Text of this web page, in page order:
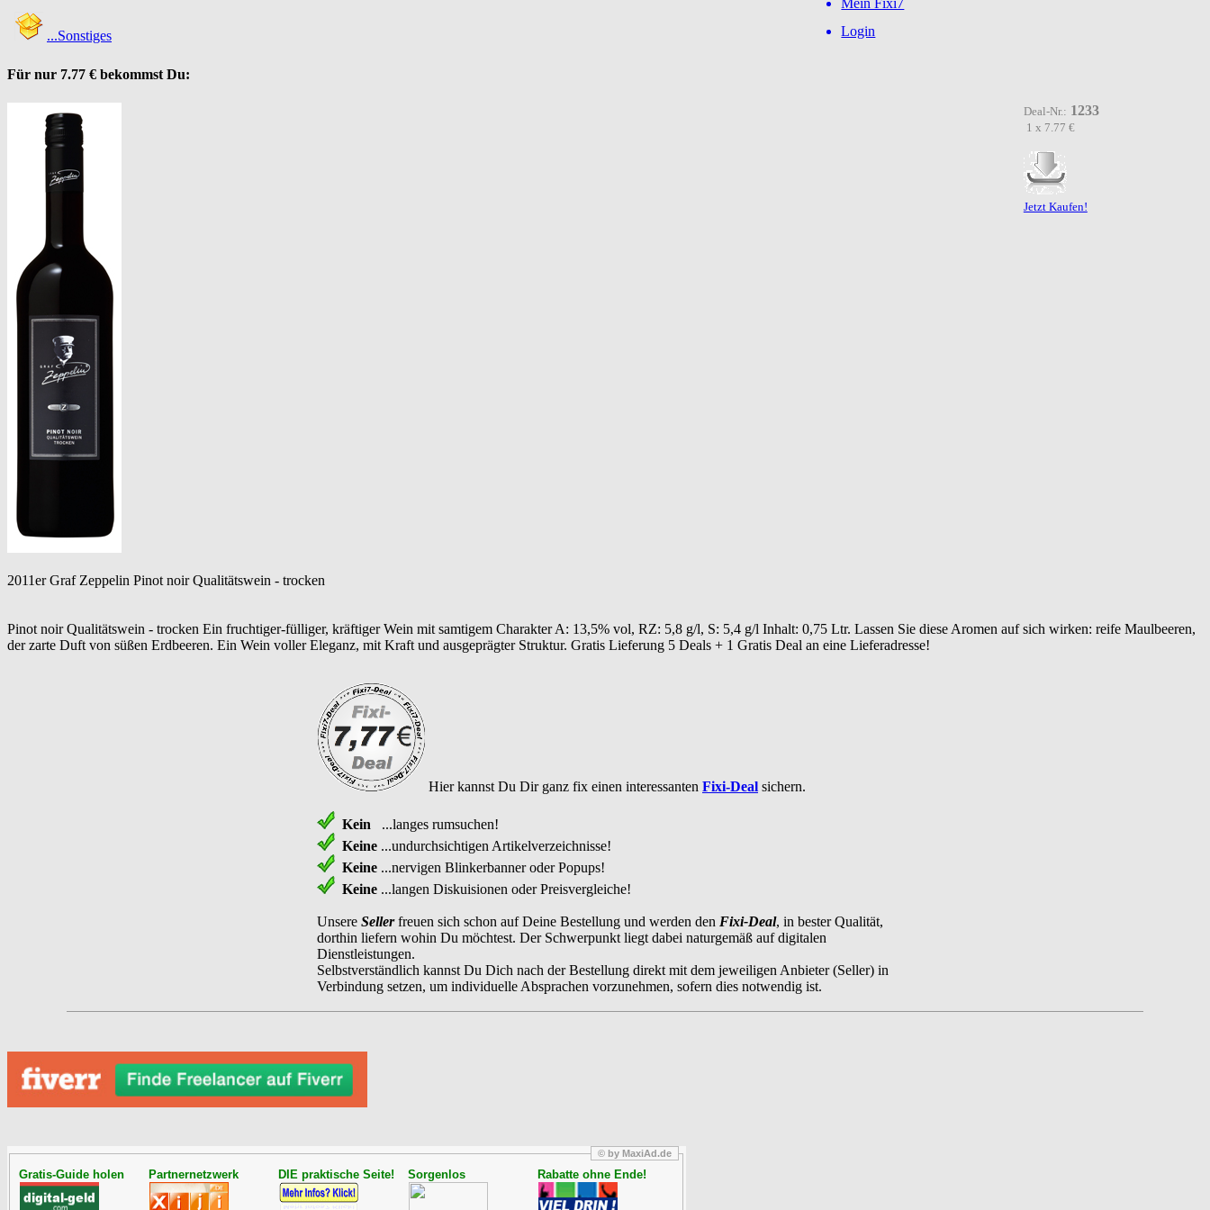
Mein Fixi7
Login
...Sonstiges
Für nur 7.77 € bekommst Du:
Deal-Nr.: 1233
1 x 7.77 €
Jetzt Kaufen!
2011er Graf Zeppelin Pinot noir Qualitätswein - trocken
Pinot noir Qualitätswein - trocken Ein fruchtiger-fülliger, kräftiger Wein mit samtigem Charakter A: 13,5% vol, RZ: 5,8 g/l, S: 5,4 g/l Inhalt: 0,75 Ltr. Lassen Sie diese Aromen auf sich wirken: reife Maulbeeren,
der zarte Duft von süßen Erdbeeren. Ein Wein voller Eleganz, mit Kraft und ausgeprägter Struktur. Gratis Lieferung 5 Deals + 1 Gratis Deal an eine Lieferadresse!
Hier kannst Du Dir ganz fix einen interessanten Fixi-Deal sichern.
Kein ...langes rumsuchen!
Keine ...undurchsichtigen Artikelverzeichnisse!
Keine ...nervigen Blinkerbanner oder Popups!
Keine ...langen Diskuisionen oder Preisvergleiche!
Unsere Sellerfreuen sich schon auf Deine Bestellung und werden den Fixi-Deal, in bester Qualität,
dorthin liefern wohin Du möchtest. Der Schwerpunkt liegt dabei naturgemäß auf digitalen
Dienstleistungen.
Selbstverständlich kannst Du Dich nach der Bestellung direkt mit dem jeweiligen Anbieter (Seller) in
Verbindung setzen, um individuelle Absprachen vorzunehmen, sofern dies notwendig ist.
© by MaxiAd.de
Gratis-Guide holen Partnernetzwerk DIE praktische Seite! Sorgenlos Rabatte ohne Ende!